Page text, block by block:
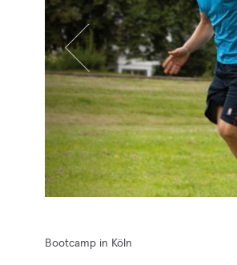
Bootcamp in Köln